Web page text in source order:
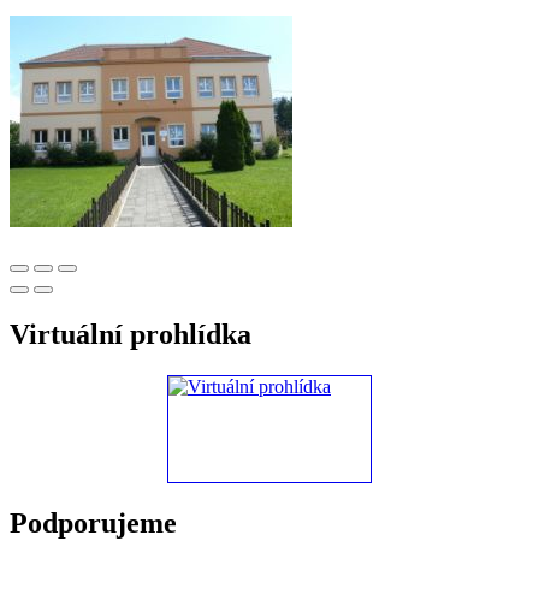
Virtuální prohlídka
Podporujeme